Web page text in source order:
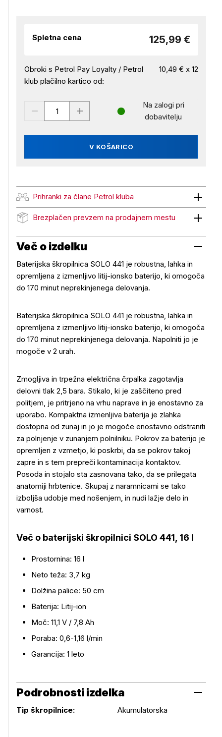
Spletna cena 125,99 €
Obroki s Petrol Pay Loyalty / Petrol
klub plačilno kartico od:
10,49 € x 12
V KOŠARICO
Na zalogi pri
dobavitelju
Prihranki za člane Petrol kluba
Prihranki za člane Petrol kluba
Brezplačen prevzem na prodajnem mestu
Brezplačen prevzem na prodajnem mestu
Več o izdelku
Več o izdelku
Baterijska škropilnica SOLO 441 je robustna, lahka in
opremljena z izmenljivo litij-ionsko baterijo, ki omogoča
do 170 minut neprekinjenega delovanja.
Baterijska škropilnica SOLO 441 je robustna, lahka in
opremljena z izmenljivo litij-ionsko baterijo, ki omogoča
do 170 minut neprekinjenega delovanja. Napolniti jo je
mogoče v 2 urah.
Zmogljiva in trpežna električna črpalka zagotavlja
delovni tlak 2,5 bara. Stikalo, ki je zaščiteno pred
politjem, je pritrjeno na vrhu naprave in je enostavno za
uporabo. Kompaktna izmenljiva baterija je zlahka
dostopna od zunaj in jo je mogoče enostavno odstraniti
za polnjenje v zunanjem polnilniku. Pokrov za baterijo je
opremljen z vzmetjo, ki poskrbi, da se pokrov takoj
zapre in s tem prepreči kontaminacija kontaktov.
Posoda in stojalo sta zasnovana tako, da se prilegata
anatomiji hrbtenice. Skupaj z naramnicami se tako
izboljša udobje med nošenjem, in nudi lažje delo in
varnost.
Več o baterijski škropilnici SOLO 441, 16 l
Prostornina: 16 l
Neto teža: 3,7 kg
Dolžina palice: 50 cm
Baterija: Litij-ion
Moč: 11,1 V / 7,8 Ah
Poraba: 0,6-1,16 l/min
Garancija: 1 leto
Podrobnosti izdelka
Podrobnosti izdelka
Tip škropilnice: Akumulatorska